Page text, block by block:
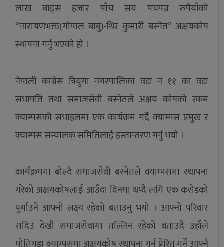
लाख बाइस हजार पाँच सय पचपन्न रुपैयाँको
“नारायणभक्त(गोपाल बाबु)-थिर कुमारी बस्नेत” अक्षयकोष
स्थापना गर्नु भएको हो ।
नेपाली कांग्रेस त्रियुगा नगरपालिका वडा नं ११ का वडा
सभापति तथा समाजसेवी बस्नेतले अक्षय कोषको रकम
क्याम्पसको सभाहलमा एक कार्यक्रम गर्दै क्याम्पस प्रमुख र
क्याम्पस सन्चालक समितिलाई हस्तान्तरण गर्नु भयो ।
कार्यक्रममा बोल्दै समाजसेवी बस्नेतले क्याम्पसमा स्थापना
गरेको अक्षयकोषलाई आउँदा दिनमा थप्दै लगि एक करोडको
पुर्याउने आफ्नो लक्ष्य रहेको बताउनु भयो । आफ्नो परिवार
सदिउ देखी समाजसेवामा तल्लिन रहेको बताउदै उहाँले